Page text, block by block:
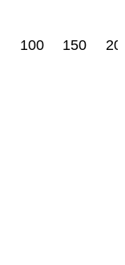
100 150